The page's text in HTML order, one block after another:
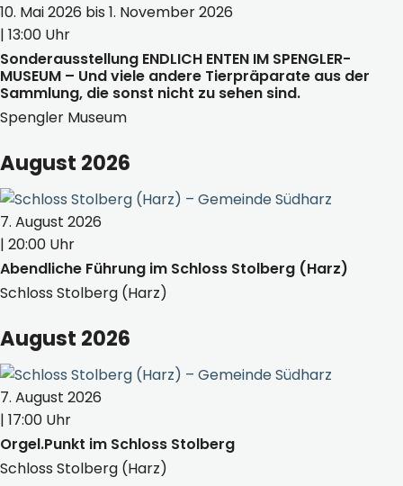
10. Mai 2026 bis 1. November 2026
| 13:00 Uhr
Sonderausstellung ENDLICH ENTEN IM SPENGLER-
MUSEUM – Und viele andere Tierpräparate aus der
Sammlung, die sonst nicht zu sehen sind.
Spengler Museum
August 2026
7. August 2026
| 20:00 Uhr
Abendliche Führung im Schloss Stolberg (Harz)
Schloss Stolberg (Harz)
August 2026
7. August 2026
| 17:00 Uhr
Orgel.Punkt im Schloss Stolberg
Schloss Stolberg (Harz)